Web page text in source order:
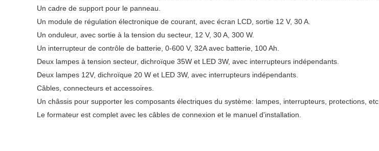
Un cadre de support pour le panneau.
Un module de régulation électronique de courant, avec écran LCD, sortie 12 V, 30 A.
Un onduleur, avec sortie à la tension du secteur, 12 V, 30 A, 300 W.
Un interrupteur de contrôle de batterie, 0-600 V, 32A avec batterie, 100 Ah.
Deux lampes à tension secteur, dichroïque 35W et LED 3W, avec interrupteurs indépendants.
Deux lampes 12V, dichroïque 20 W et LED 3W, avec interrupteurs indépendants.
Câbles, connecteurs et accessoires.
Un châssis pour supporter les composants électriques du système: lampes, interrupteurs, protections, etc.
Le formateur est complet avec les câbles de connexion et le manuel d'installation.